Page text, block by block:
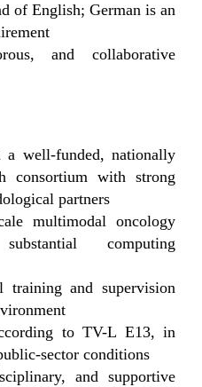
of English; German is an
and collaborative
well-funded, nationally
consortium with strong
partners
multimodal oncology
computing
training and supervision
to TV-L E13, in
sector conditions
and supportive